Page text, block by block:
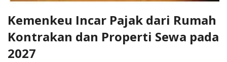
Kemenkeu Incar Pajak dari Rumah
Kontrakan dan Properti Sewa pada
2027